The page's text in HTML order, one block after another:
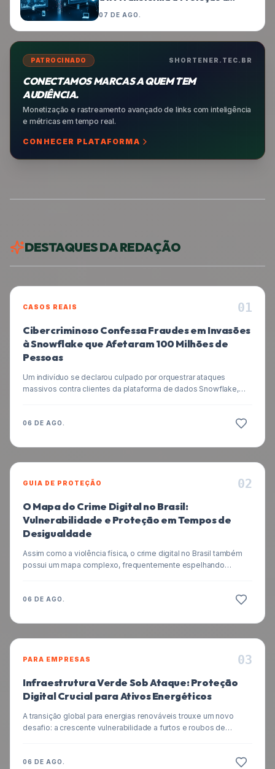
07 DE AGO.
PATROCINADO SHORTENER.TEC.BR
CONECTAMOS MARCAS A QUEM TEM
AUDIÊNCIA.
Monetização e rastreamento avançado de links com inteligência
e métricas em tempo real.
CONHECER PLATAFORMA
DESTAQUES DA REDAÇÃO
CASOS REAIS 01
Cibercriminoso Confessa Fraudes em Invasões
à Snowflake que Afetaram 100 Milhões de
Pessoas
Um indivíduo se declarou culpado por orquestrar ataques
massivos contra clientes da plataforma de dados Snowflake,
como se proteger.
06 DE AGO.
GUIA DE PROTEÇÃO 02
O Mapa do Crime Digital no Brasil:
Vulnerabilidade e Proteção em Tempos de
Desigualdade
Assim como a violência física, o crime digital no Brasil também
possui um mapa complexo, frequentemente espelhando
seus dados e finanças neste cenário.
06 DE AGO.
PARA EMPRESAS 03
Infraestrutura Verde Sob Ataque: Proteção
Digital Crucial para Ativos Energéticos
A transição global para energias renováveis trouxe um novo
desafio: a crescente vulnerabilidade a furtos e roubos de
verde, com foco no cenário brasileiro e dicas práticas para
06 DE AGO.